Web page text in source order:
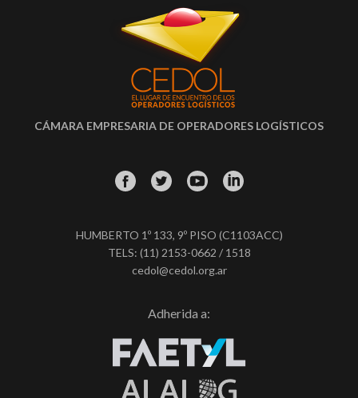
CÁMARA EMPRESARIA DE OPERADORES LOGÍSTICOS
HUMBERTO 1º 133, 9º PISO (C1103ACC)
TELS: (11) 2153-0662 / 1518
cedol@cedol.org.ar
Adherida a: